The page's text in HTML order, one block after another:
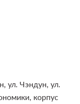
ул. Чэндун, ул.
корпус